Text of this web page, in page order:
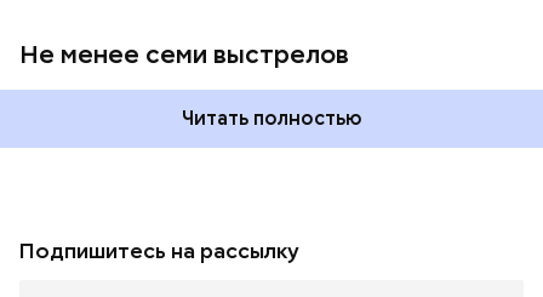
Не менее семи выстрелов
Читать полностью
Подпишитесь на рассылку